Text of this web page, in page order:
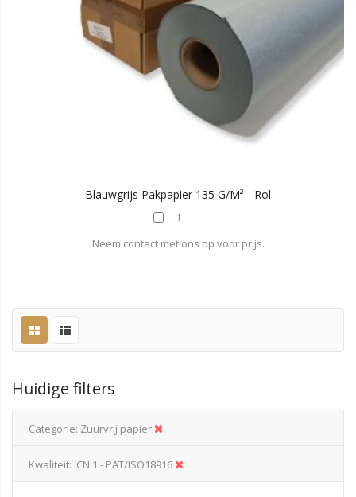
Blauwgrijs Pakpapier 135 G/m² - Rol
Neem contact met ons op voor prijs.
Huidige filters
Categorie Zuurvrij papier
Kwaliteit ICN 1 - PAT/ISO18916